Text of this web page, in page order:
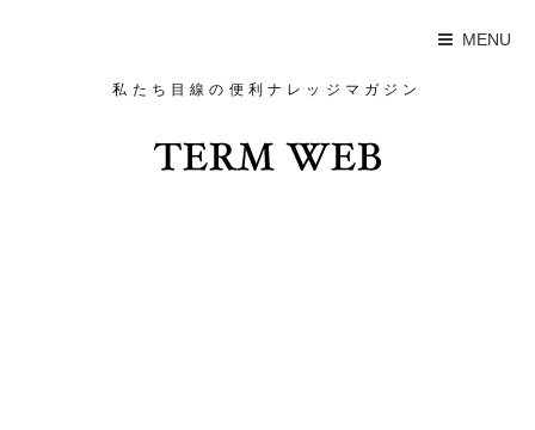
MENU
私たち目線の便利ナレッジマガジン